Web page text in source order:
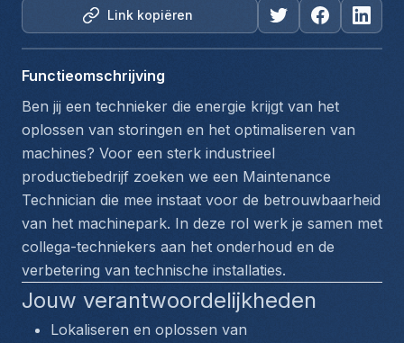
Link kopiëren
Functieomschrijving
Ben jij een technieker die energie krijgt van het
oplossen van storingen en het optimaliseren van
machines? Voor een sterk industrieel
productiebedrijf zoeken we een Maintenance
Technician die mee instaat voor de betrouwbaarheid
van het machinepark. In deze rol werk je samen met
collega-techniekers aan het onderhoud en de
verbetering van technische installaties.
Jouw verantwoordelijkheden
Lokaliseren en oplossen van